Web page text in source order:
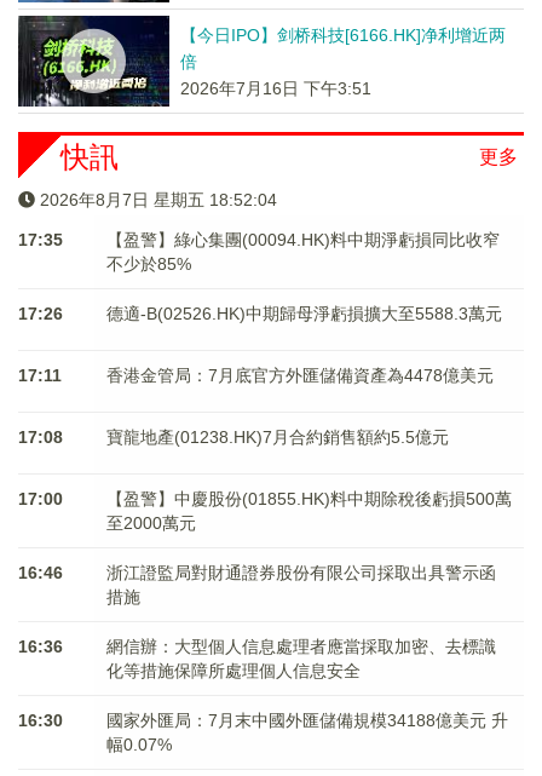
【今日IPO】剑桥科技[6166.HK]净利增近两
倍
2026年7月16日 下午3:51
更多
快訊
2026年8月7日 星期五 18:52:04
17:35
【盈警】綠心集團(00094.HK)料中期淨虧損同比收窄
不少於85%
17:26 德適-B(02526.HK)中期歸母淨虧損擴大至5588.3萬元
17:11 香港金管局：7月底官方外匯儲備資產為4478億美元
17:08 寶龍地產(01238.HK)7月合約銷售額約5.5億元
17:00
【盈警】中慶股份(01855.HK)料中期除稅後虧損500萬
至2000萬元
16:46
浙江證監局對財通證券股份有限公司採取出具警示函
措施
16:36
網信辦：大型個人信息處理者應當採取加密、去標識
化等措施保障所處理個人信息安全
16:30
國家外匯局：7月末中國外匯儲備規模34188億美元 升
幅0.07%